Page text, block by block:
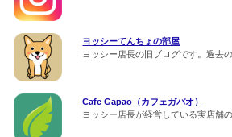
ヨッシーてんちょの部屋
ヨッシー店長の旧ブログです。過去
Cafe Gapao（カフェガパオ）
ヨッシー店長が経営している実店舗